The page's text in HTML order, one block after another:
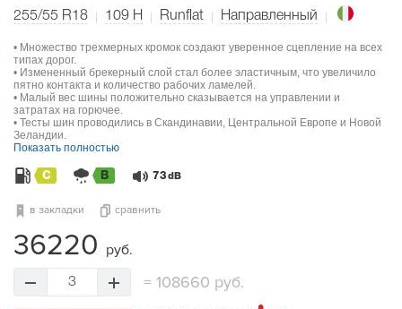
255/55 R18 109 H Runflat Направленный
• Множество трехмерных кромок создают уверенное сцепление на всех
типах дорог.
• Измененный брекерный слой стал более эластичным, что увеличило
пятно контакта и количество рабочих ламелей.
• Малый вес шины положительно сказывается на управлении и
затратах на горючее.
• Тесты шин проводились в Скандинавии, Центральной Европе и Новой
Зеландии.
Показать полностью
C B 73 dB
в закладки сравнить
36220 руб.
3 =108660 руб.